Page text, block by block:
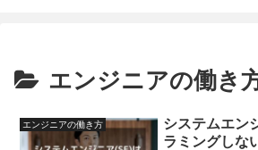
エンジニアの働き
エンジニアの働き方
システムエン
ラミングしな